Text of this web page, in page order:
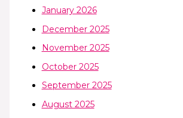
January 2026
December 2025
November 2025
October 2025
September 2025
August 2025